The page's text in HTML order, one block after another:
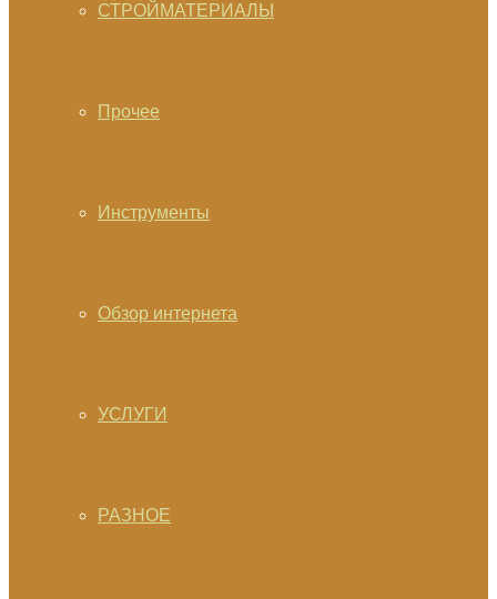
СТРОЙМАТЕРИАЛЫ
Прочее
Инструменты
Обзор интернета
УСЛУГИ
РАЗНОЕ